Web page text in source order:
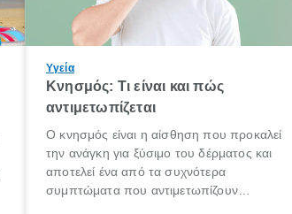
Υγεία
Κνησμός: Τι είναι και πώς
αντιμετωπίζεται
Ο κνησμός είναι η αίσθηση που προκαλεί
την ανάγκη για ξύσιμο του δέρματος και
αποτελεί ένα από τα συχνότερα
συμπτώματα που αντιμετωπίζουν